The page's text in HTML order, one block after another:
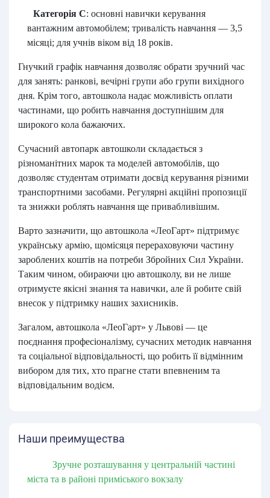
Категорія С: основні навички керування
вантажним автомобілем; тривалість навчання — 3,5
місяці; для учнів віком від 18 років.
Гнучкий графік навчання дозволяє обрати зручний час
для занять: ранкові, вечірні групи або групи вихідного
дня. Крім того, автошкола надає можливість оплати
частинами, що робить навчання доступнішим для
широкого кола бажаючих.
Сучасний автопарк автошколи складається з
різноманітних марок та моделей автомобілів, що
дозволяє студентам отримати досвід керування різними
транспортними засобами. Регулярні акційні пропозиції
та знижки роблять навчання ще привабливішим.
Варто зазначити, що автошкола «ЛеоГарт» підтримує
українську армію, щомісяця перераховуючи частину
зароблених коштів на потреби Збройних Сил України.
Таким чином, обираючи цю автошколу, ви не лише
отримуєте якісні знання та навички, але й робите свій
внесок у підтримку наших захисників.
Загалом, автошкола «ЛеоГарт» у Львові — це
поєднання професіоналізму, сучасних методик навчання
та соціальної відповідальності, що робить її відмінним
вибором для тих, хто прагне стати впевненим та
відповідальним водієм.
Наши преимущества
Зручне розташування у центральній частині
міста та в районі приміського вокзалу